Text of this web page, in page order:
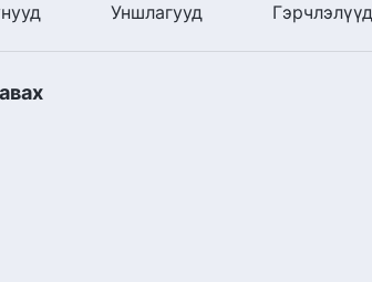
Уншлагууд Гэрчлэлүүд